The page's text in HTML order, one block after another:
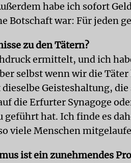
habe ich sofort
Botschaft war: Für jeden
zu den Tätern?
ermittelt, und ich
selbst wenn wir die
Geisteshaltung,
die Erfurter Synagoge
geführt hat. Ich finde es
viele Menschen
ist ein zunehmendes